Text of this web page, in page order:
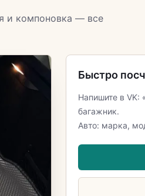
и компоновка — все
Быстро
Напишите в VK:
багажник.
Авто: марка,